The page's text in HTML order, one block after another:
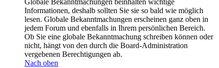
Globale Bekanntmachungen beinhalten wichtige
Informationen, deshalb sollten Sie sie so bald wie möglich
lesen. Globale Bekanntmachungen erscheinen ganz oben in
jedem Forum und ebenfalls in Ihrem persönlichen Bereich.
Ob Sie eine globale Bekanntmachung schreiben können oder
nicht, hängt von den durch die Board-Administration
vergebenen Berechtigungen ab.
Nach oben